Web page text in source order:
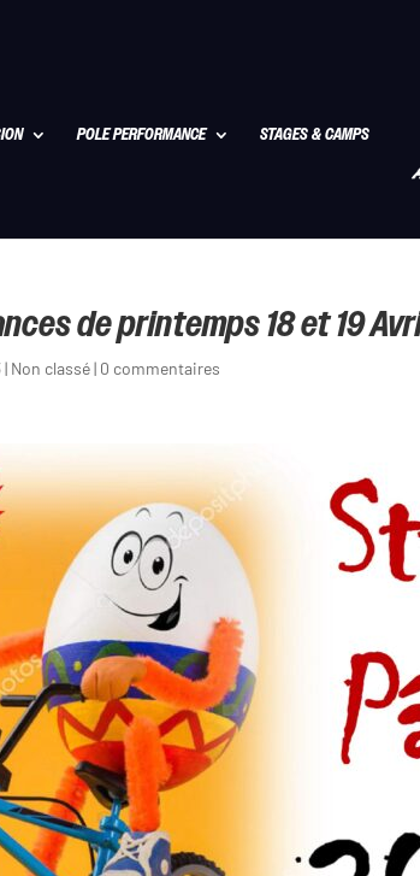
POLE PERFORMANCE STAGES & CAMPS
de printemps 18 et 19
| Non classé| 0 commentaires